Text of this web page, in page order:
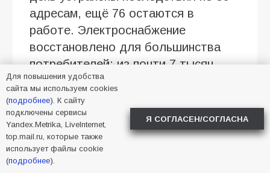
адресам, ещё 76 остаются в
работе. Электроснабжение
восстановлено для большинства
потребителей: из почти 7 тысяч
ранее отключённых абонентов без
света остаются около 700. Все
нарушения газоснабжения
устранены.
При этом очередь не стоит на
Для повышения удобства
сайта мы используем cookies
(подробнее). К сайту
подключены сервисы
Yandex.Metrika, LiveInternet,
top.mail.ru, которые также
использует файлы cookie
(подробнее).
Я СОГЛАСЕН/СОГЛАСНА